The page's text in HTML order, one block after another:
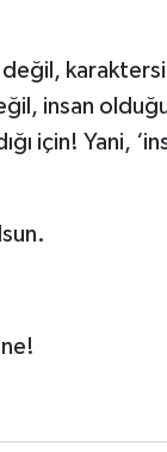
insan
için! Yani,